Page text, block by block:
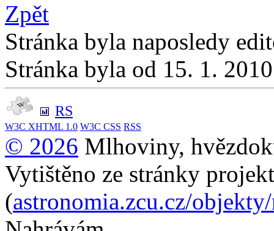
Zpět
Stránka byla naposledy
Stránka byla od 15. 1.
RS
W3C XHTML 1.0 W3C CSS RSS
© 2026 Mlhoviny,
Vytištěno ze stránky
(astronomia.zcu.cz/